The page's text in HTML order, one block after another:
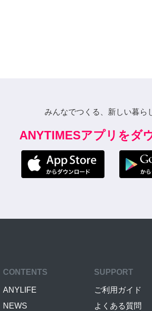
みんなでつくる、新しい暮ら
ANYTIMESアプリをダ
CONTENTS
ANYLIFE
NEWS
SUPPORT
ご利用ガイド
よくある質問